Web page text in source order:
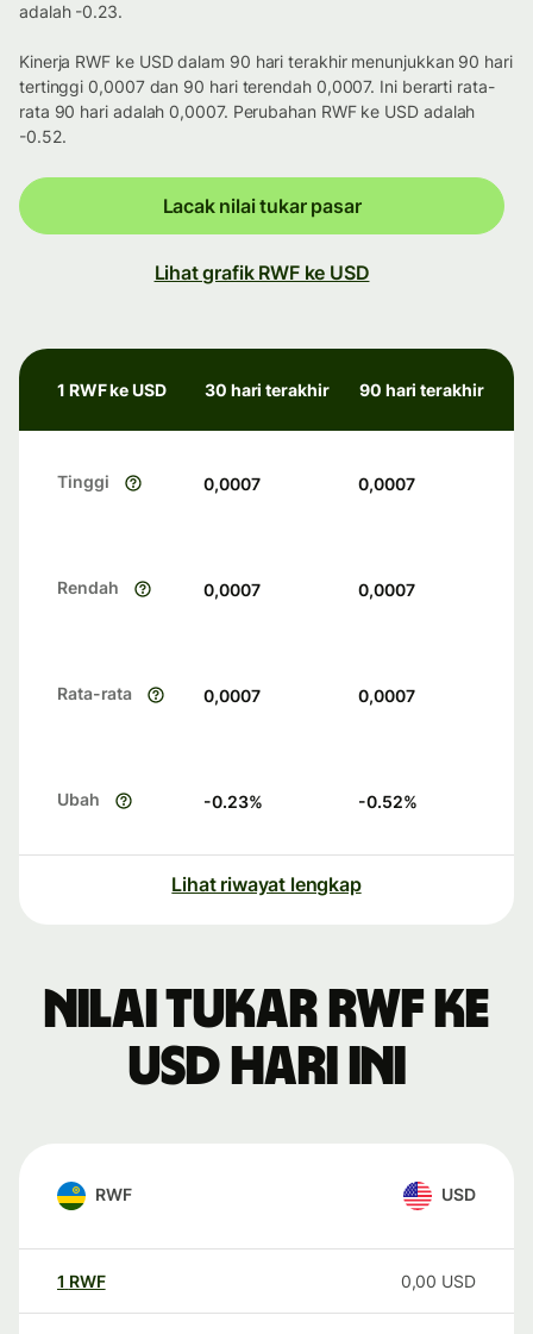
adalah -0.23.
Kinerja RWF ke USD dalam 90 hari terakhir menunjukkan 90 hari
tertinggi 0,0007 dan 90 hari terendah 0,0007. Ini berarti rata-
rata 90 hari adalah 0,0007. Perubahan RWF ke USD adalah
-0.52.
Lacak nilai tukar pasar
Lihat grafik RWF ke USD
1 RWF ke USD 30 hari terakhir 90 hari terakhir
Tinggi 0,0007 0,0007
Rendah 0,0007 0,0007
Rata-rata 0,0007 0,0007
Ubah -0.23% -0.52%
Lihat riwayat lengkap
Nilai tukar RWF ke
USD hari ini
RWF USD
1 RWF 0,00 USD